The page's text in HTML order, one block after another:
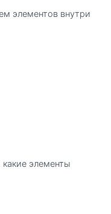
элементов внутри
элементы